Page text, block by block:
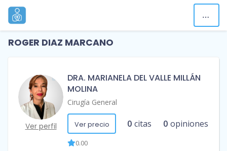
ROGER DIAZ MARCANO
Ver perfil
DRA. MARIANELA DEL VALLE MILLÁN
MOLINA
Cirugía General
Ver precio 0 citas 0 opiniones
0.00